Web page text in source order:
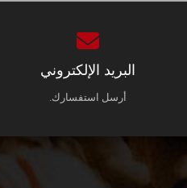
البريد الإلكتروني
أرسل استفسارك.